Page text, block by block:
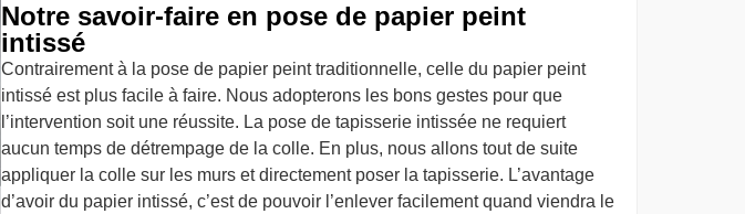
Notre savoir-faire en pose de papier peint
intissé
Contrairement à la pose de papier peint traditionnelle, celle du papier peint
intissé est plus facile à faire. Nous adopterons les bons gestes pour que
l’intervention soit une réussite. La pose de tapisserie intissée ne requiert
aucun temps de détrempage de la colle. En plus, nous allons tout de suite
appliquer la colle sur les murs et directement poser la tapisserie. L’avantage
d’avoir du papier intissé, c’est de pouvoir l’enlever facilement quand viendra le